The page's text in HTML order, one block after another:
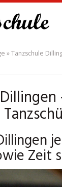
»Tanzschule
Zeit